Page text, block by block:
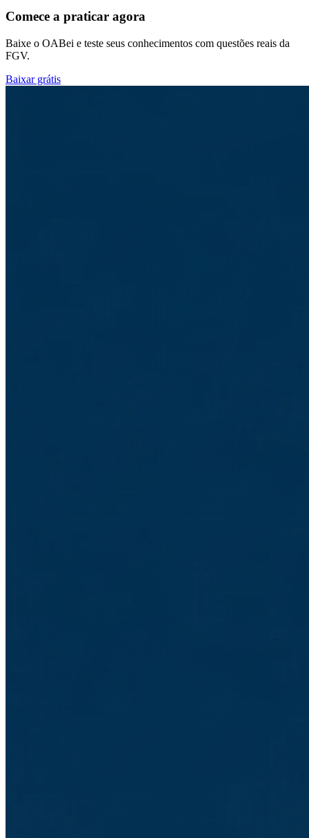
Comece a praticar agora
Baixe o OABei e teste seus conhecimentos com questões reais da
FGV.
Baixar grátis